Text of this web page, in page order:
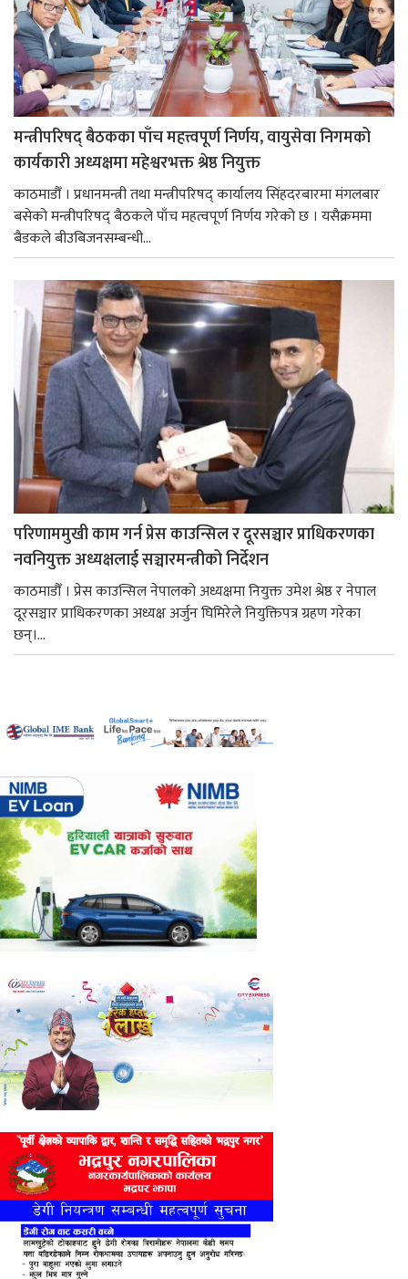
मन्त्रीपरिषद् बैठकका पाँच महत्त्वपूर्ण निर्णय, वायुसेवा निगमको
कार्यकारी अध्यक्षमा महेश्वरभक्त श्रेष्ठ नियुक्त
काठमाडौँ । प्रधानमन्त्री तथा मन्त्रीपरिषद् कार्यालय सिंहदरबारमा मंगलबार
बसेको मन्त्रीपरिषद् बैठकले पाँच महत्वपूर्ण निर्णय गरेको छ । यसैक्रममा
बैडकले बीउबिजनसम्बन्धी...
परिणाममुखी काम गर्न प्रेस काउन्सिल र दूरसञ्चार प्राधिकरणका
नवनियुक्त अध्यक्षलाई सञ्चारमन्त्रीको निर्देशन
काठमाडौँ । प्रेस काउन्सिल नेपालको अध्यक्षमा नियुक्त उमेश श्रेष्ठ र नेपाल
दूरसञ्चार प्राधिकरणका अध्यक्ष अर्जुन घिमिरेले नियुक्तिपत्र ग्रहण गरेका
छन्।...